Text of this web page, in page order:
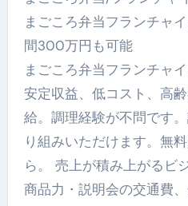
まごころ弁当フランチャ
間300万円も可能
まごころ弁当フランチャ
安定収益、低コスト、高
給。調理経験が不問です
り組みいただけます。無
ら。 売上が積み上がるビ
商品力・説明会の交通費、